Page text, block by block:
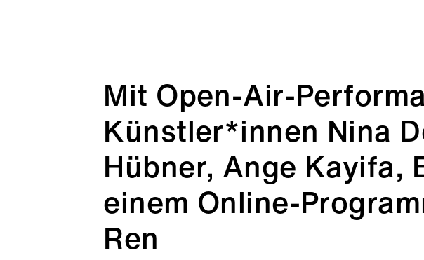
Mit Open-Air-
Künstler*innen Nina
Hübner, Ange Kayifa,
einem Online-
Ren